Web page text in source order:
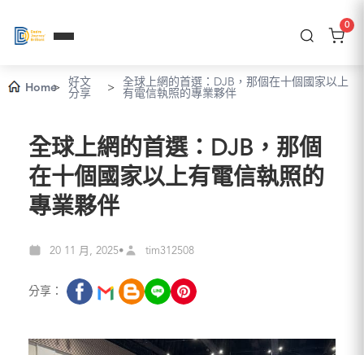
0
Home>
好文
分享
>
全球上網的首選：DJB，那個在十個國家以上
有電信執照的專業夥伴
全球上網的首選：DJB，那個
在十個國家以上有電信執照的
專業夥伴
20 11 月, 2025• tim312508
分享：